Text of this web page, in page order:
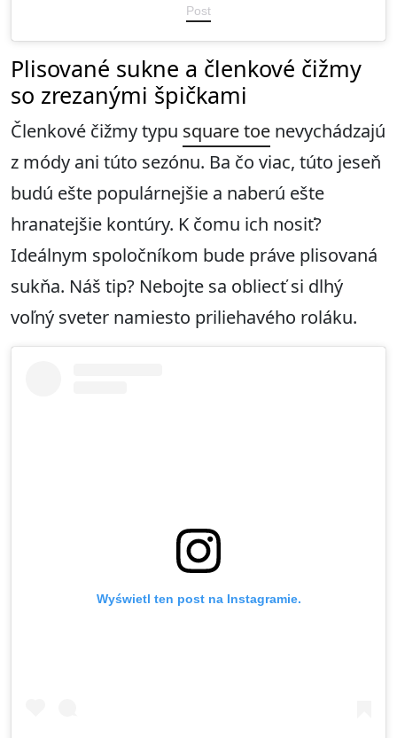
Post
Plisované sukne a členkové čižmy
so zrezanými špičkami
Členkové čižmy typu square toe nevychádzajú
z módy ani túto sezónu. Ba čo viac, túto jeseň
budú ešte populárnejšie a naberú ešte
hranatejšie kontúry. K čomu ich nosiť?
Ideálnym spoločníkom bude práve plisovaná
sukňa. Náš tip? Nebojte sa obliecť si dlhý
voľný sveter namiesto priliehavého roláku.
Wyświetl ten post na Instagramie.